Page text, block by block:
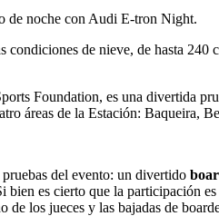
de noche con Audi E-tron Night.
de nieve, de hasta
Foundation, es una divertida
áreas de la Estación: Baqueira,
del evento: un divertido
bien es cierto que la participación
los jueces y las bajadas de